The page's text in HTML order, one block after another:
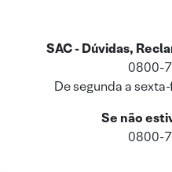
SAC - Dúvidas,
0800-
De segunda a
Se não
0800-